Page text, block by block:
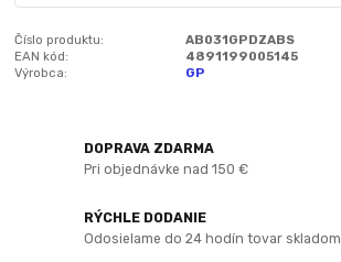
Číslo produktu:
AB031GPDZABS
EAN kód:
4891199005145
Výrobca:
GP
DOPRAVA ZDARMA
Pri objednávke nad 150 €
RÝCHLE DODANIE
Odosielame do 24 hodín tovar skladom